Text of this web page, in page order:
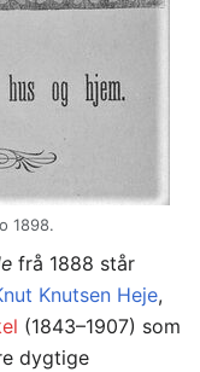
1898.
frå 1888 står
Knutsen Heje,
(1843–1907) som
dygtige